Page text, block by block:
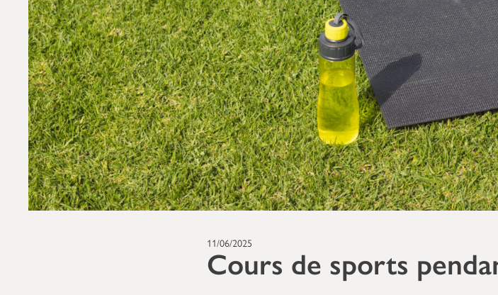
11/06/2025
Cours de sports